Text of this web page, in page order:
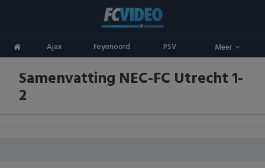
Ajax Feyenoord PSV Meer
ADO Den Haag
Ajax
Competities
Eredivisie
Oranje
Samenvatting NEC-FC Utrecht 1-
2